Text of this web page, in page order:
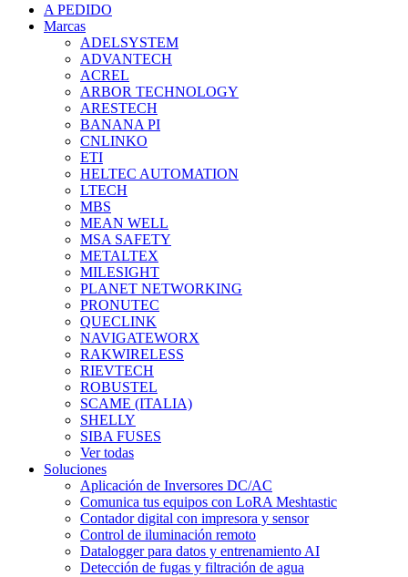
A PEDIDO
Marcas
ADELSYSTEM
ADVANTECH
ACREL
ARBOR TECHNOLOGY
ARESTECH
BANANA PI
CNLINKO
ETI
HELTEC AUTOMATION
LTECH
MBS
MEAN WELL
MSA SAFETY
METALTEX
MILESIGHT
PLANET NETWORKING
PRONUTEC
QUECLINK
NAVIGATEWORX
RAKWIRELESS
RIEVTECH
ROBUSTEL
SCAME (ITALIA)
SHELLY
SIBA FUSES
Ver todas
Soluciones
Aplicación de Inversores DC/AC
Comunica tus equipos con LoRA Meshtastic
Contador digital con impresora y sensor
Control de iluminación remoto
Datalogger para datos y entrenamiento AI
Detección de fugas y filtración de agua